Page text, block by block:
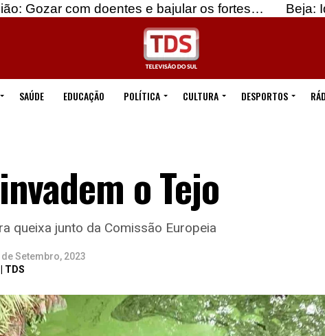
doentes e bajular os fortes… Beja:
SAÚDE EDUCAÇÃO POLÍTICA CULTURA DESPORTOS
o Tejo
queixa junto da Comissão Europeia
de Setembro, 2023
TDS